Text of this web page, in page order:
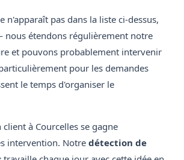
n'apparaît pas dans la liste ci-dessus,
nous étendons régulièrement notre
et pouvons probablement intervenir
pour les demandes
le temps d'organiser le
à Courcelles se gagne
intervention. Notre détection de